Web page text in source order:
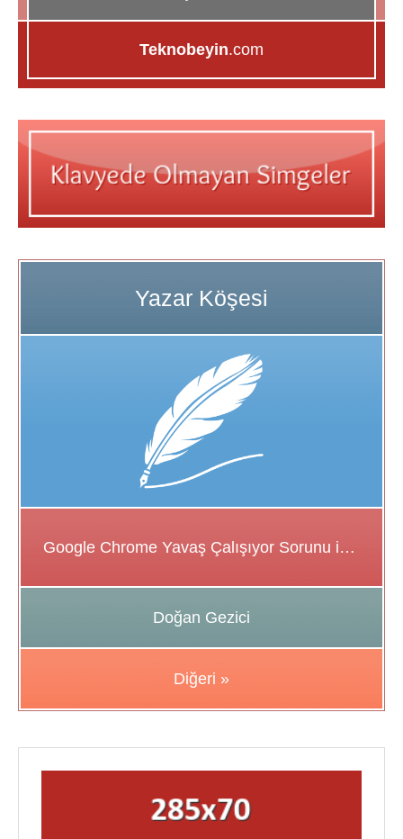
Teknobeyin.com
Google Chrome Yavaş Çalışıyor Sorunu için Çözüm Önerileri
Doğan Gezici
Diğeri »